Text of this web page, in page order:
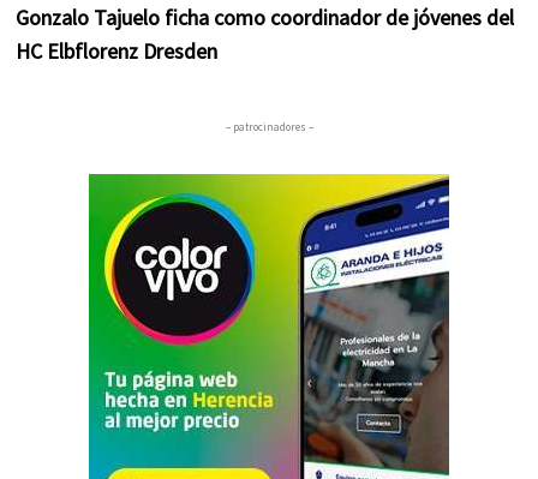
Gonzalo Tajuelo ficha como coordinador de jóvenes del
HC Elbflorenz Dresden
– patrocinadores –